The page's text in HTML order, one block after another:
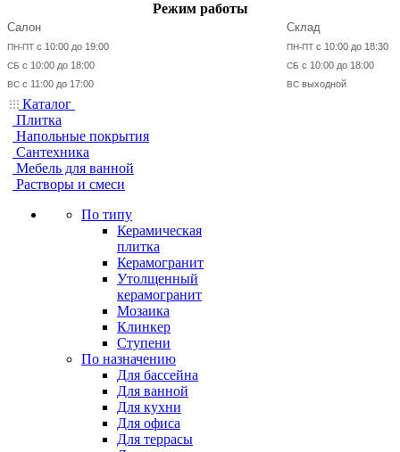
Режим работы
Салон
ПН-ПТ с 10:00 до 19:00
СБ с 10:00 до 18:00
ВС с 11:00 до 17:00
Склад
ПН-ПТ с 10:00 до 18:30
СБ с 10:00 до 18:00
ВС выходной
Каталог
Плитка
Напольные покрытия
Сантехника
Мебель для ванной
Растворы и смеси
По типу
Керамическая
плитка
Керамогранит
Утолщенный
керамогранит
Мозаика
Клинкер
Ступени
По назначению
Для бассейна
Для ванной
Для кухни
Для офиса
Для террасы